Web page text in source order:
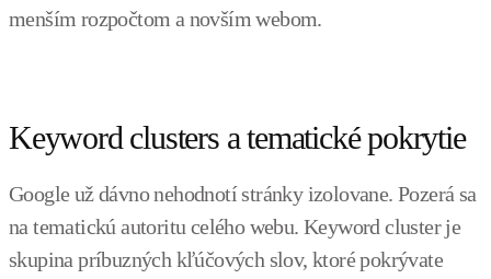
menším rozpočtom a novším webom.
Keyword clusters a tematické pokrytie
Google už dávno nehodnotí stránky izolovane. Pozerá sa
na tematickú autoritu celého webu. Keyword cluster je
skupina príbuzných kľúčových slov, ktoré pokrývate